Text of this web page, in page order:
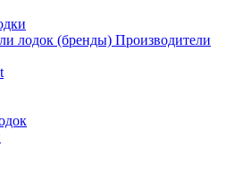
Производители